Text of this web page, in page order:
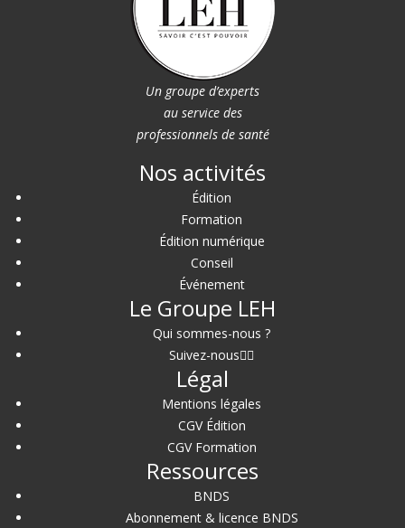
Un groupe d’experts
au service des
professionnels de santé
Nos activités
Édition
Formation
Édition numérique
Conseil
Événement
Le Groupe LEH
Qui sommes-nous ?
Suivez-nous
Légal
Mentions légales
CGV Édition
CGV Formation
Ressources
BNDS
Abonnement & licence BNDS